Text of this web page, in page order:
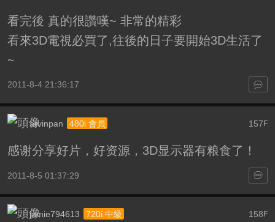
看完後 真的很讚嘆~ 非常的精彩
看來3D電視必買了,往後的日子要開始3D生活了
~
2011-8-4 21:36:17
157 F
arvinpan 480i 會員
感谢分享好片，好资源，3D显示器有粮食了！
2011-8-5 01:37:29
158 F
jamie794613 720i 中級